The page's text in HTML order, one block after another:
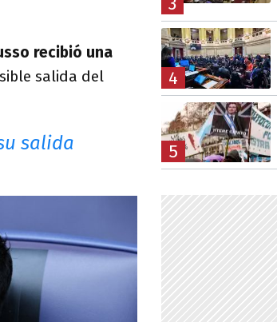
recibió una
salida del
salida
4
5